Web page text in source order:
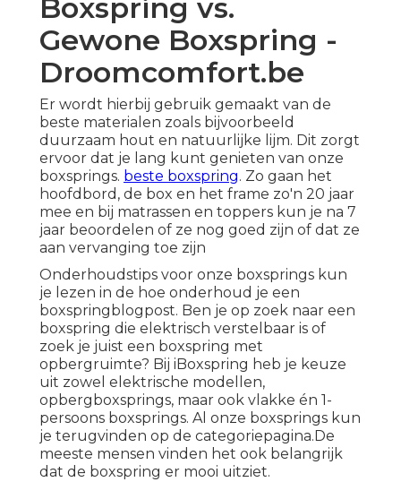
Boxspring vs.
Gewone Boxspring -
Droomcomfort.be
Er wordt hierbij gebruik gemaakt van de
beste materialen zoals bijvoorbeeld
duurzaam hout en natuurlijke lijm. Dit zorgt
ervoor dat je lang kunt genieten van onze
boxsprings. beste boxspring. Zo gaan het
hoofdbord, de box en het frame zo'n 20 jaar
mee en bij matrassen en toppers kun je na 7
jaar beoordelen of ze nog goed zijn of dat ze
aan vervanging toe zijn
Onderhoudstips voor onze boxsprings kun
je lezen in de hoe onderhoud je een
boxspringblogpost. Ben je op zoek naar een
boxspring die elektrisch verstelbaar is of
zoek je juist een boxspring met
opbergruimte? Bij iBoxspring heb je keuze
uit zowel elektrische modellen,
opbergboxsprings, maar ook vlakke én 1-
persoons boxsprings. Al onze boxsprings kun
je terugvinden op de categoriepagina.De
meeste mensen vinden het ook belangrijk
dat de boxspring er mooi uitziet.